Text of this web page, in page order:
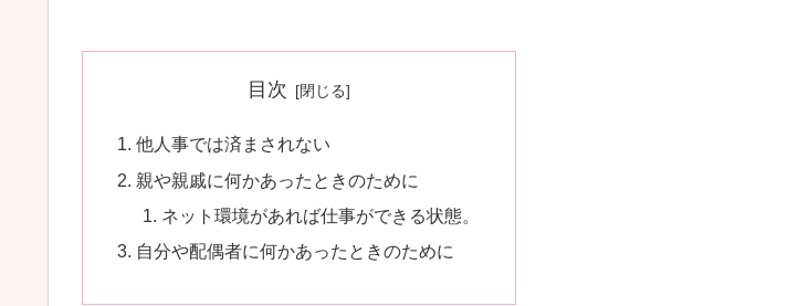
目次
他人事では済まされない
親や親戚に何かあったときのために
ネット環境があれば仕事ができる状態。
自分や配偶者に何かあったときのために